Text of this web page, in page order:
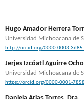
Hugo Amador Herrera
Universidad Michoacana de
http://orcid.org/0000-0003-
Jerjes Izcóatl Aguirre
Universidad Michoacana de
https://orcid.org/0000-0001-